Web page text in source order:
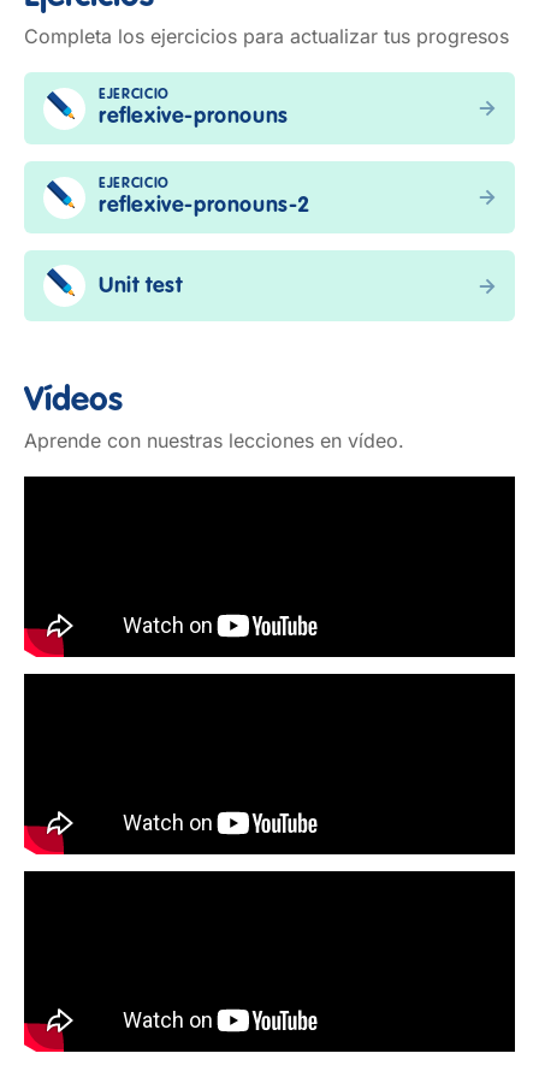
Completa los ejercicios para actualizar tus progresos
EJERCICIO
reflexive-pronouns
EJERCICIO
reflexive-pronouns-2
Unit test
Vídeos
Aprende con nuestras lecciones en vídeo.